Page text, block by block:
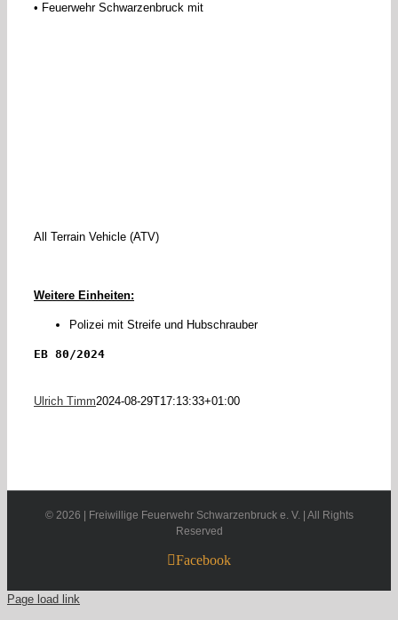
• Feuerwehr Schwarzenbruck mit
All Terrain Vehicle (ATV)
Weitere Einheiten:
Polizei mit Streife und Hubschrauber
EB 80/2024
Ulrich Timm2024-08-29T17:13:33+01:00
© 2026 | Freiwillige Feuerwehr Schwarzenbruck e. V. | All Rights
Reserved
Facebook
Page load link